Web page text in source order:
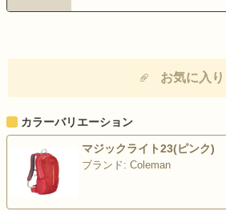
お気に入り
カラーバリエーション
マジックライト23(ピンク)
ブランド: Coleman